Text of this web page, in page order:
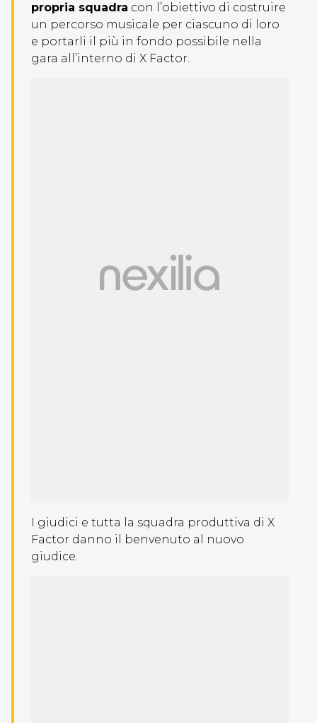
propria squadra con l’obiettivo di costruire
un percorso musicale per ciascuno di loro
e portarli il più in fondo possibile nella
gara all’interno di X Factor.
I giudici e tutta la squadra produttiva di X
Factor danno il benvenuto al nuovo
giudice.